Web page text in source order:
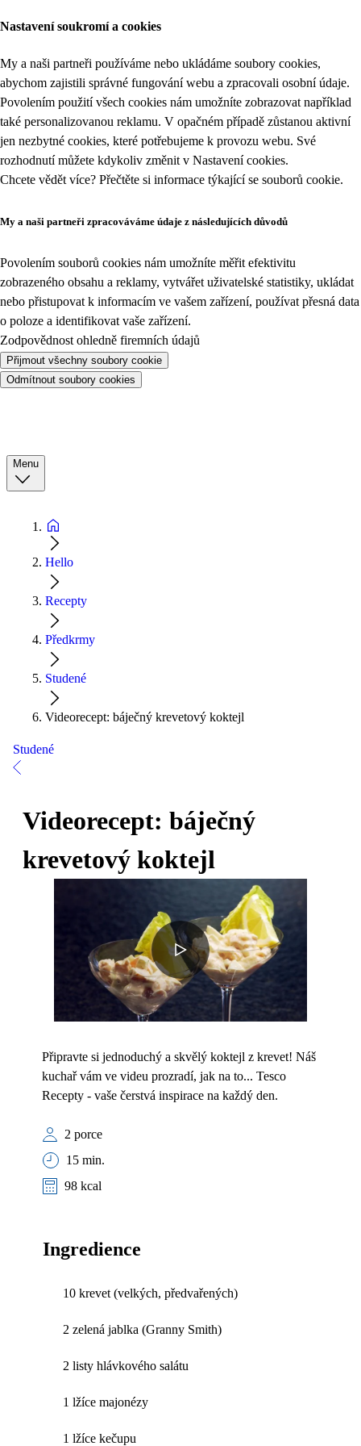
Nastavení soukromí a cookies
My a naši partneři používáme nebo ukládáme soubory cookies,
abychom zajistili správné fungování webu a zpracovali osobní údaje.
Povolením použití všech cookies nám umožníte zobrazovat například
také personalizovanou reklamu. V opačném případě zůstanou aktivní
jen nezbytné cookies, které potřebujeme k provozu webu. Své
rozhodnutí můžete kdykoliv změnit v Nastavení cookies.
Chcete vědět více? Přečtěte si informace týkající se souborů cookie.
My a naši partneři zpracováváme údaje z následujících důvodů
Povolením souborů cookies nám umožníte měřit efektivitu
zobrazeného obsahu a reklamy, vytvářet uživatelské statistiky, ukládat
nebo přistupovat k informacím ve vašem zařízení, používat přesná data
o poloze a identifikovat vaše zařízení.
Zodpovědnost ohledně firemních údajů
Přijmout všechny soubory cookie
Odmítnout soubory cookies
Menu
Hello
Recepty
Předkrmy
Studené
Videorecept: báječný krevetový koktejl
Studené
Videorecept: báječný
krevetový koktejl
Připravte si jednoduchý a skvělý koktejl z krevet! Náš
kuchař vám ve videu prozradí, jak na to... Tesco
Recepty - vaše čerstvá inspirace na každý den.
2 porce
15 min.
98 kcal
Ingredience
10 krevet (velkých, předvařených)
2 zelená jablka (Granny Smith)
2 listy hlávkového salátu
1 lžíce majonézy
1 lžíce kečupu